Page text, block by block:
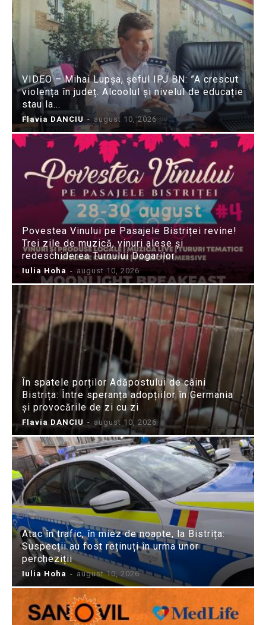
VIDEO – Mihai Lupșa, șeful IPJ BN: ”A crescut
violența în județ. Alcoolul și nivelul de educație
stau la...
Flavia DANCIU - august 10, 2026
Povestea Vinului pe Pasajele Bistriței revine!
Trei zile de muzică, vinuri alese și
redeschiderea Turnului Dogarilor
Iulia Hoha - august 10, 2026
În spatele porților Adăpostului de câini
Bistrița: Între speranța adopțiilor în Germania
și provocările de zi cu zi
Flavia DANCIU - august 10, 2026
Atac în trafic, în miez de noapte, la Bistrița:
Suspecții au fost reținuți în urma unor
percheziții
Iulia Hoha - august 10, 2026